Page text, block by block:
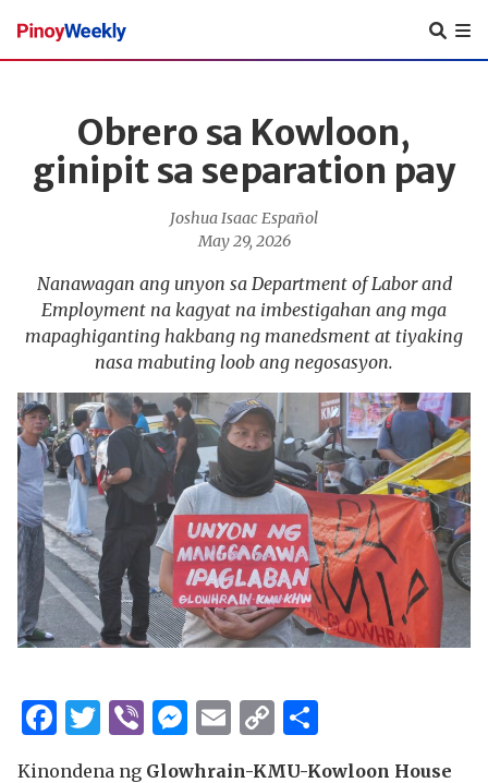
Pinoy
Weekly
Obrero sa Kowloon,
ginipit sa separation pay
Joshua Isaac Español
May 29, 2026
Nanawagan ang unyon sa Department of Labor and
Employment na kagyat na imbestigahan ang mga
mapaghiganting hakbang ng manedsment at tiyaking
nasa mabuting loob ang negosasyon.
Facebook
Twitter
ViberMessenger
Email
Copy
Link
Kinondena ng Glowhrain-KMU-Kowloon House